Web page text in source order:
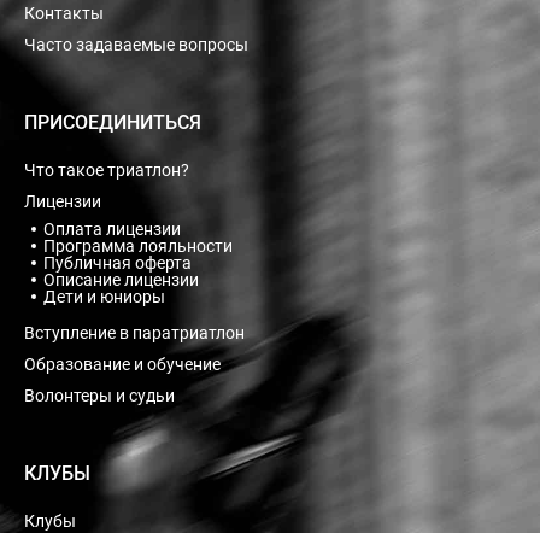
Контакты
Часто задаваемые вопросы
ПРИСОЕДИНИТЬСЯ
Что такое триатлон?
Лицензии
Оплата лицензии
Программа лояльности
Публичная оферта
Описание лицензии
Дети и юниоры
Вступление в паратриатлон
Образование и обучение
Волонтеры и судьи
КЛУБЫ
Клубы